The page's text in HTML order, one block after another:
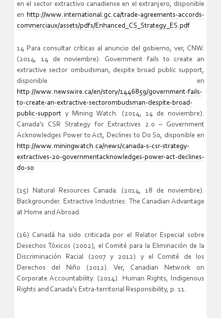
en el sector extractivo canadiense en el extranjero, disponible
en http://www.international.gc.ca/trade-agreements-accords-
commerciaux/assets/pdfs/Enhanced_CS_Strategy_ES.pdf
14 Para consultar críticas al anuncio del gobierno, ver, CNW.
(2014, 14 de noviembre). Government fails to create an
extractive sector ombudsman, despite broad public support,
disponible en
http://www.newswire.ca/en/story/1446859/government-fails-
to-create-an-extractive-sectorombudsman-despite-broad-
public-support y Mining Watch. (2014, 14 de noviembre).
Canada’s CSR Strategy for Extractives 2.0 – Government
Acknowledges Power to Act, Declines to Do So, disponible en
http://www.miningwatch.ca/news/canada-s-csr-strategy-
extractives-20-governmentacknowledges-power-act-declines-
do-so
(15) Natural Resources Canada. (2014, 18 de noviembre).
Backgrounder. Extractive Industries: The Canadian Advantage
at Home and Abroad.
(16) Canadá ha sido criticada por el Relator Especial sobre
Desechos Tóxicos (2002), el Comité para la Eliminación de la
Discriminación Racial (2007 y 2012) y el Comité de los
Derechos del Niño (2012). Ver, Canadian Network on
Corporate Accountability. (2014). Human Rights, Indigenous
Rights and Canada’s Extra-territorial Responsibility, p. 11.